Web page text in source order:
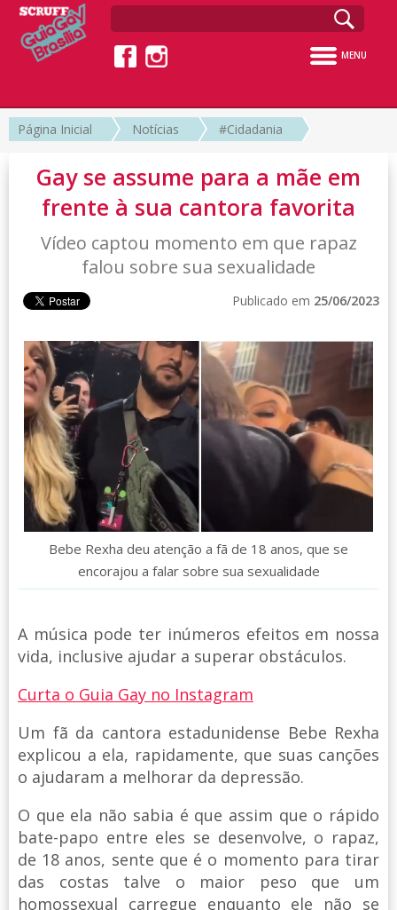
MENU
Página Inicial Notícias #Cidadania
Gay se assume para a mãe em
frente à sua cantora favorita
Vídeo captou momento em que rapaz
falou sobre sua sexualidade
Publicado em 25/06/2023
Bebe Rexha deu atenção a fã de 18 anos, que se
encorajou a falar sobre sua sexualidade
A música pode ter inúmeros efeitos em nossa
vida, inclusive ajudar a superar obstáculos.
Curta o Guia Gay no Instagram
Um fã da cantora estadunidense Bebe Rexha
explicou a ela, rapidamente, que suas canções
o ajudaram a melhorar da depressão.
O que ela não sabia é que assim que o rápido
bate-papo entre eles se desenvolve, o rapaz,
de 18 anos, sente que é o momento para tirar
das costas talve o maior peso que um
homossexual carregue enquanto ele não se